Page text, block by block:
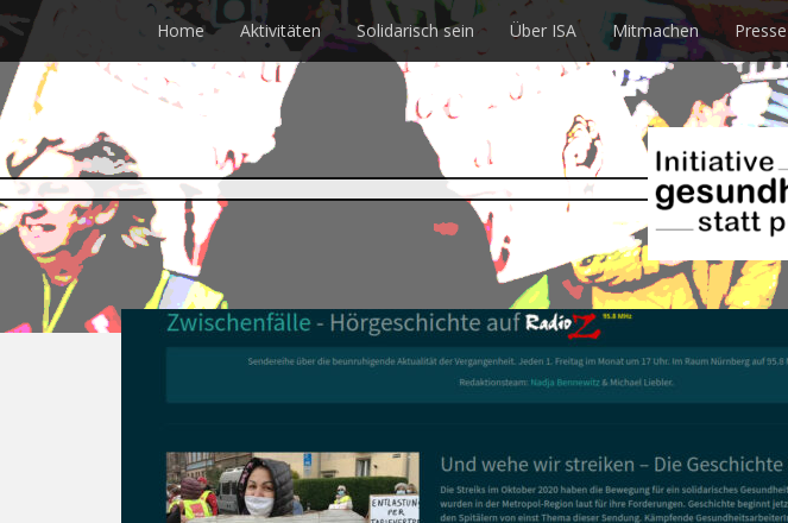
to
main
content
Home Aktivitäten Solidarisch sein Über ISA Mitmachen Presse